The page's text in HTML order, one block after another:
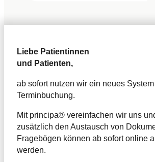
Liebe Patientinnen
und Patienten,
ab sofort nutzen wir ein neues
Terminbuchung.
Mit principa® vereinfachen wir uns
zusätzlich den Austausch von
Fragebögen können ab sofort online
werden.